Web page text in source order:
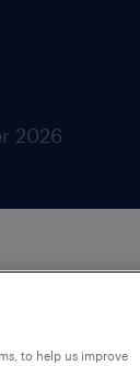
2026
to help us improve